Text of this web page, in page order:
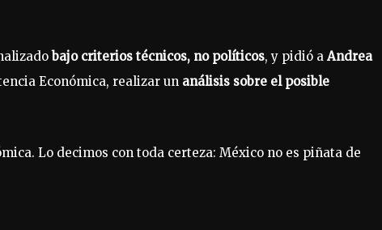
bajo criterios técnicos, no políticos, y pidió a Andrea
Económica, realizar un análisis sobre el posible
Lo decimos con toda certeza: México no es piñata de